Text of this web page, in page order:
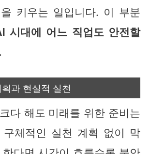
키우는 일입니다. 이 부분
시대에 어느 직업도 안전할
과 현실적 실천
다 해도 미래를 위한 준비는
구체적인 실천 계획 없이 막